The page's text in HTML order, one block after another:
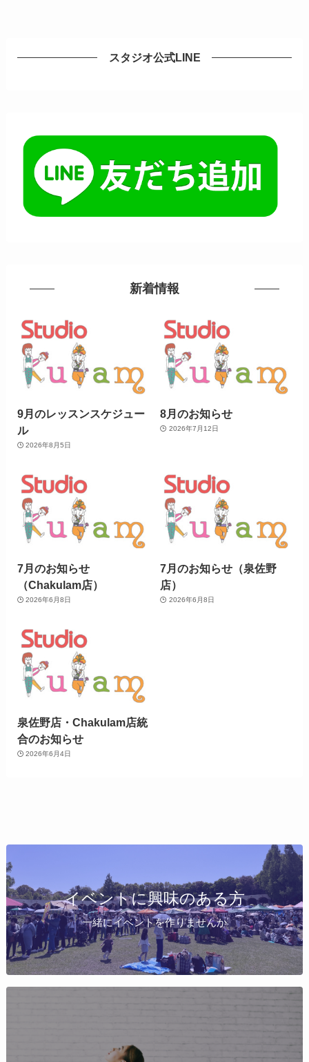
スタジオ公式LINE
新着情報
9月のレッスンスケジュー
ル
2026年8月5日
8月のお知らせ
2026年7月12日
7月のお知らせ
（Chakulam店）
2026年6月8日
7月のお知らせ（泉佐野
店）
2026年6月8日
泉佐野店・Chakulam店統
合のお知らせ
2026年6月4日
イベントに興味のある方
一緒にイベントを作りませんか